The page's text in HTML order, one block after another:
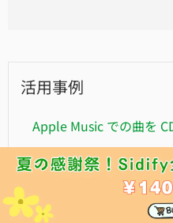
活用事例
Apple Music での曲を
Apple Music と
Apple Music の曲を車で